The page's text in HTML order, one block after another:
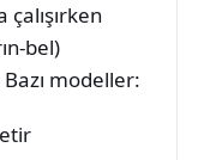
bel)
modeller: